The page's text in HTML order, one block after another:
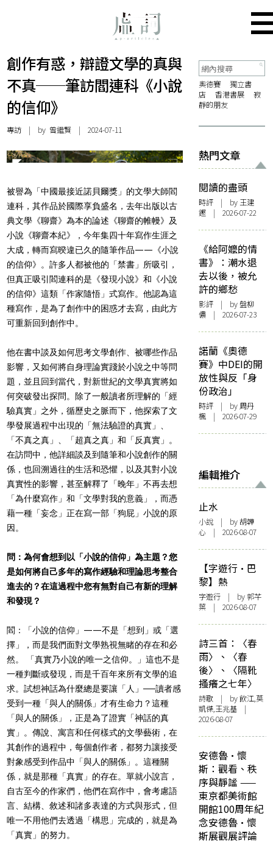
創作有惑，辯證文學的真與
不真──筆訪閻連科《小說
的信仰》
專訪 | by 曾繼賢 | 2024-07-11
被譽為「中國最接近諾貝爾獎」的文學大師閻
連科，其作品於國際享負盛名，去年出版以古
典文學《聊齋》為本的論述《聊齋的帷幔》及
小說《聊齋本紀》，今年集四十年寫作生涯之
大成，轉而寫暌違已久的隨筆作品——《小說
的信仰》。許多人都被他的「禁書」所吸引，
但真正吸引閻連科的是《發現小說》和《小說
的信仰》這類「作家隨悟」式寫作。他認為這
種寫作，是為了創作中的困惑才去寫，由此方
可重新回到創作中。
他在書中談及如何思考文學創作、被哪些作品
影響，又如何將自身理論實踐於小說之中等問
題，並且回到當代，對新世紀的文學真實將如
何突破發出探問。除了一般讀者所理解的「經
驗真實」之外，循歷史之脈而下，他探索了文
學發展過程中出現的「無法驗證的真實」、
「不真之真」、「超真之真」和「反真實」。
在訪問中，他詳細談及到隨筆和小說創作的關
係，也回溯過往的生活和恐懼，以及其對小說
真實性的影響，甚至解釋了「晚年」不再去想
「為什麼寫作」和「文學對我的意義」，而憑
藉一種「妄念」正在寫一部「狗屁」小說的原
因。
問：為何會想到以「小說的信仰」為主題？您
是如何將自己多年的寫作經驗和理論思考整合
進去的？在這過程中您有無對自己有新的理解
和發現？
閻：「小說的信仰」——不是「想到」或「選
擇」，而是我們面對文學熟視無睹的存在和必
然。 「真實乃小說的唯一之信仰。」這也不是
一種判斷或發現，而是千百年來所有文學的追
求。試想神話為什麼總是要讓「人」──讀者感
受到一種「與人的關係」才有生命力？這種
「與人的關係」，正是為了證實「神話的真
實」。傳說、寓言和任何樣式的文學藝術，在
其創作的過程中，每個創作者，都努力讓接受
對象感受到作品中「與人的關係」。這種關
係，就是那種「真實」的存在。單就小說言，
自古至今的作家們，他們在寫作中，會考慮語
言、結構、敘述和諸多表達的方式與形式，但
唯一不用他們去透過「構思」完成的，就是為
「真實」的努力。
奧德賽
獨立書
店
香港書展
寂
靜的朋友
熱門文章
閱讀的盡頭
時評 | by 王建
鏗 | 2026-07-22
《給阿嬤的情
書》：潮水退
去以後，被允
許的鄉愁
影評 | by 盤柳
儂 | 2026-07-23
諾蘭《奧德
賽》中DEI的開
放性與反「身
份政治」
時評 | by周丹
楓 | 2026-07-29
編輯推介
止水
小說 | by 胡韡
心 | 2026-08-07
【字遊行·巴
黎】熱
字遊行 | by 郭芊
葉 | 2026-08-07
詩三首：〈春
雨〉、〈春
後〉、〈隔靴
搔癢之七年〉
詩歌 | by 飲江,莫
凱傑,王兆基 |
2026-08-07
安德魯·懷
斯：觀看、秩
序與靜謐 ——
東京都美術館
開館100周年紀
念安德魯·懷
斯展觀展評論